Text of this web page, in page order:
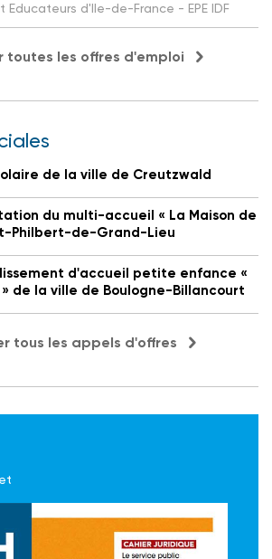
Educateurs d'Ile-de-France - EPE IDF
toutes les offres d'emploi
de la ville de Creutzwald
du multi-accueil « La Maison de
Philbert-de-Grand-Lieu
d'accueil petite enfance «
de la ville de Boulogne-Billancourt
tous les appels d'offres